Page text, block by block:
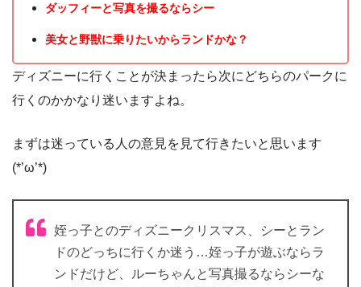
ダッフィーと写真を撮るならシー
美女と野獣に乗りたいからランドかな？
ディズニーに行くことが決まったら次にどちらのパークに
行くのかかなり迷いますよね。
まずは迷っている人の意見を見て行きたいと思います
(*’ω’*)
姪っ子とのディズニークリスマス、シーとラン
ドのどっちに行くか迷う…姪っ子が遊ぶならラ
ンドだけど、ルーちゃんと写真撮るならシーな